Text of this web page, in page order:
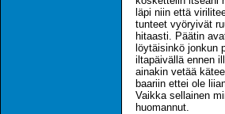
läpi niin että
tunteet vyöryivät
hitaasti. Päätin
löytäisinkö jonkun
iltapäivällä ennen
ainakin vetää
baariin ettei ole
Vaikka sellainen
huomannut.